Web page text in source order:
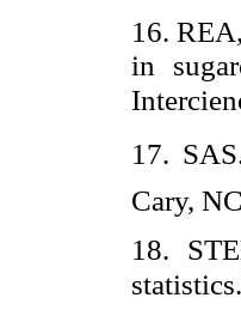
16.
in
17.
Cary,
18.